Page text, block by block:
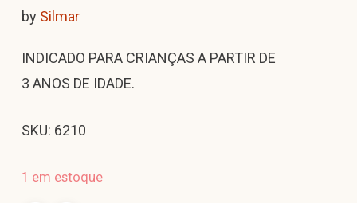
by Silmar
INDICADO PARA CRIANÇAS A PARTIR DE
3 ANOS DE IDADE.
SKU: 6210
1 em estoque